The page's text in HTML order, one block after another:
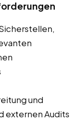
und
externen Audits